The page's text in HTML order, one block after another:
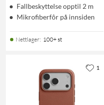
Fallbeskyttelse opptil 2 m
Mikrofiberfôr på innsiden
Nettlager: 100+ st
1